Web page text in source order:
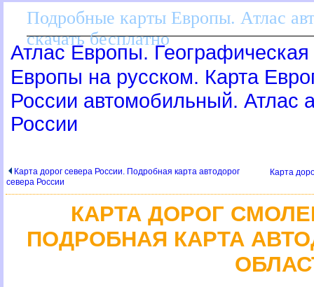
Подробные карты Европы. Атлас
скачать бесплатно
Атлас Европы. Географическая
Европы на русском. Карта
России автомобильный. Атлас
России
Карта дорог севера России. Подробная карта автодоро
севера России
Карта
КАРТА ДОРОГ
ПОДРОБНАЯ КАРТА